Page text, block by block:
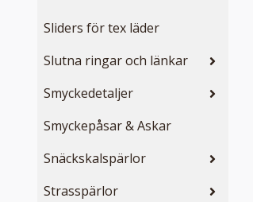
Sliders för tex läder
Slutna ringar och länkar
Smyckedetaljer
Smyckepåsar & Askar
Snäckskalspärlor
Strasspärlor